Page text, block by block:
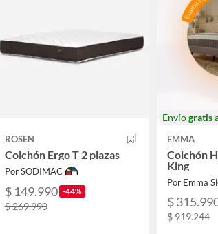
ROSEN
Colchón Ergo T 2 plazas
Por SODIMAC
$ 149.990 -44%
$ 269.990
Envíogratis
EMMA
Colchón
King
Por Emma
$
$ 919.244